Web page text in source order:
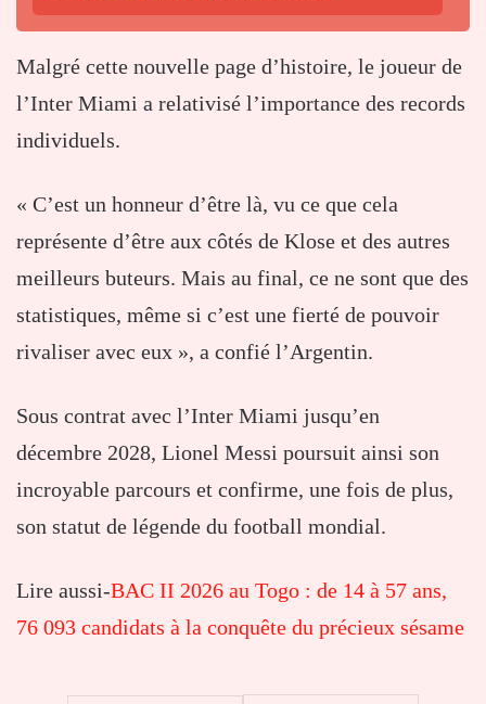
Malgré cette nouvelle page d’histoire, le joueur de
l’Inter Miami a relativisé l’importance des records
individuels.
« C’est un honneur d’être là, vu ce que cela
représente d’être aux côtés de Klose et des autres
meilleurs buteurs. Mais au final, ce ne sont que des
statistiques, même si c’est une fierté de pouvoir
rivaliser avec eux », a confié l’Argentin.
Sous contrat avec l’Inter Miami jusqu’en
décembre 2028, Lionel Messi poursuit ainsi son
incroyable parcours et confirme, une fois de plus,
son statut de légende du football mondial.
Lire aussi-BAC II 2026 au Togo : de 14 à 57 ans,
76 093 candidats à la conquête du précieux sésame